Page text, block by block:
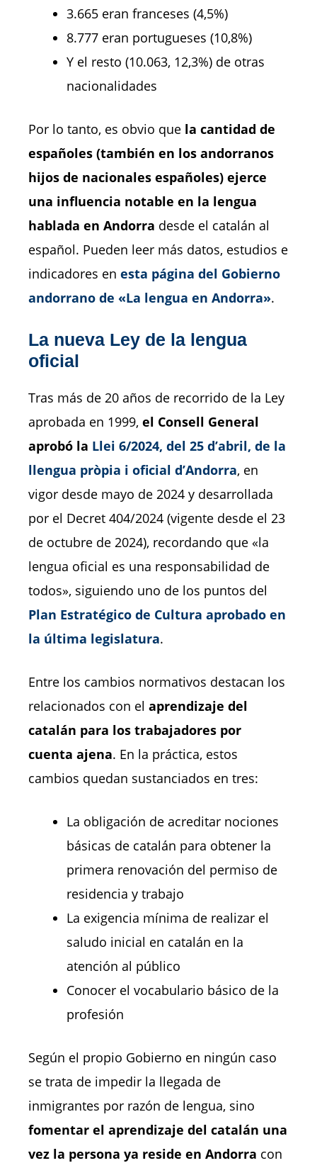
3.665 eran franceses (4,5%)
8.777 eran portugueses (10,8%)
Y el resto (10.063, 12,3%) de otras
nacionalidades
Por lo tanto, es obvio que la cantidad de
españoles (también en los andorranos
hijos de nacionales españoles) ejerce
una influencia notable en la lengua
hablada en Andorra desde el catalán al
español. Pueden leer más datos, estudios e
indicadores en esta página del Gobierno
andorrano de «La lengua en Andorra».
La nueva Ley de la lengua
oficial
Tras más de 20 años de recorrido de la Ley
aprobada en 1999, el Consell General
aprobó la Llei 6/2024, del 25 d’abril, de la
llengua pròpia i oficial d’Andorra, en
vigor desde mayo de 2024 y desarrollada
por el Decret 404/2024 (vigente desde el 23
de octubre de 2024), recordando que «la
lengua oficial es una responsabilidad de
todos», siguiendo uno de los puntos del
Plan Estratégico de Cultura aprobado en
la última legislatura.
Entre los cambios normativos destacan los
relacionados con el aprendizaje del
catalán para los trabajadores por
cuenta ajena. En la práctica, estos
cambios quedan sustanciados en tres:
La obligación de acreditar nociones
básicas de catalán para obtener la
primera renovación del permiso de
residencia y trabajo
La exigencia mínima de realizar el
saludo inicial en catalán en la
atención al público
Conocer el vocabulario básico de la
profesión
Según el propio Gobierno en ningún caso
se trata de impedir la llegada de
inmigrantes por razón de lengua, sino
fomentar el aprendizaje del catalán una
vez la persona ya reside en Andorra con